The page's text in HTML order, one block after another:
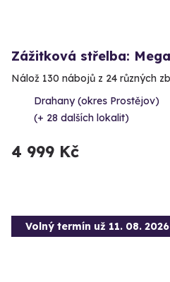
Zážitková střelba:
Nálož 130 nábojů z 24 různých
Drahany (okres Prostějov)
(+ 28 dalších lokalit)
4 999 Kč
Volný termín už 11. 08. 2026